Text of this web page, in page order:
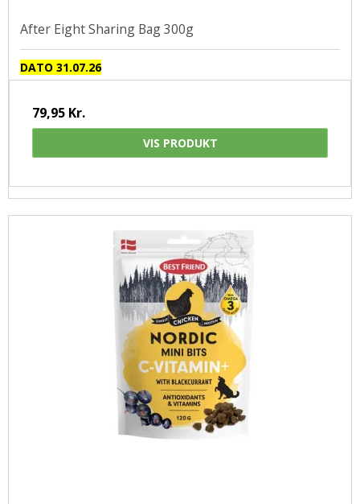
After Eight Sharing Bag 300g
DATO 31.07.26
79,95 Kr.
VIS PRODUKT